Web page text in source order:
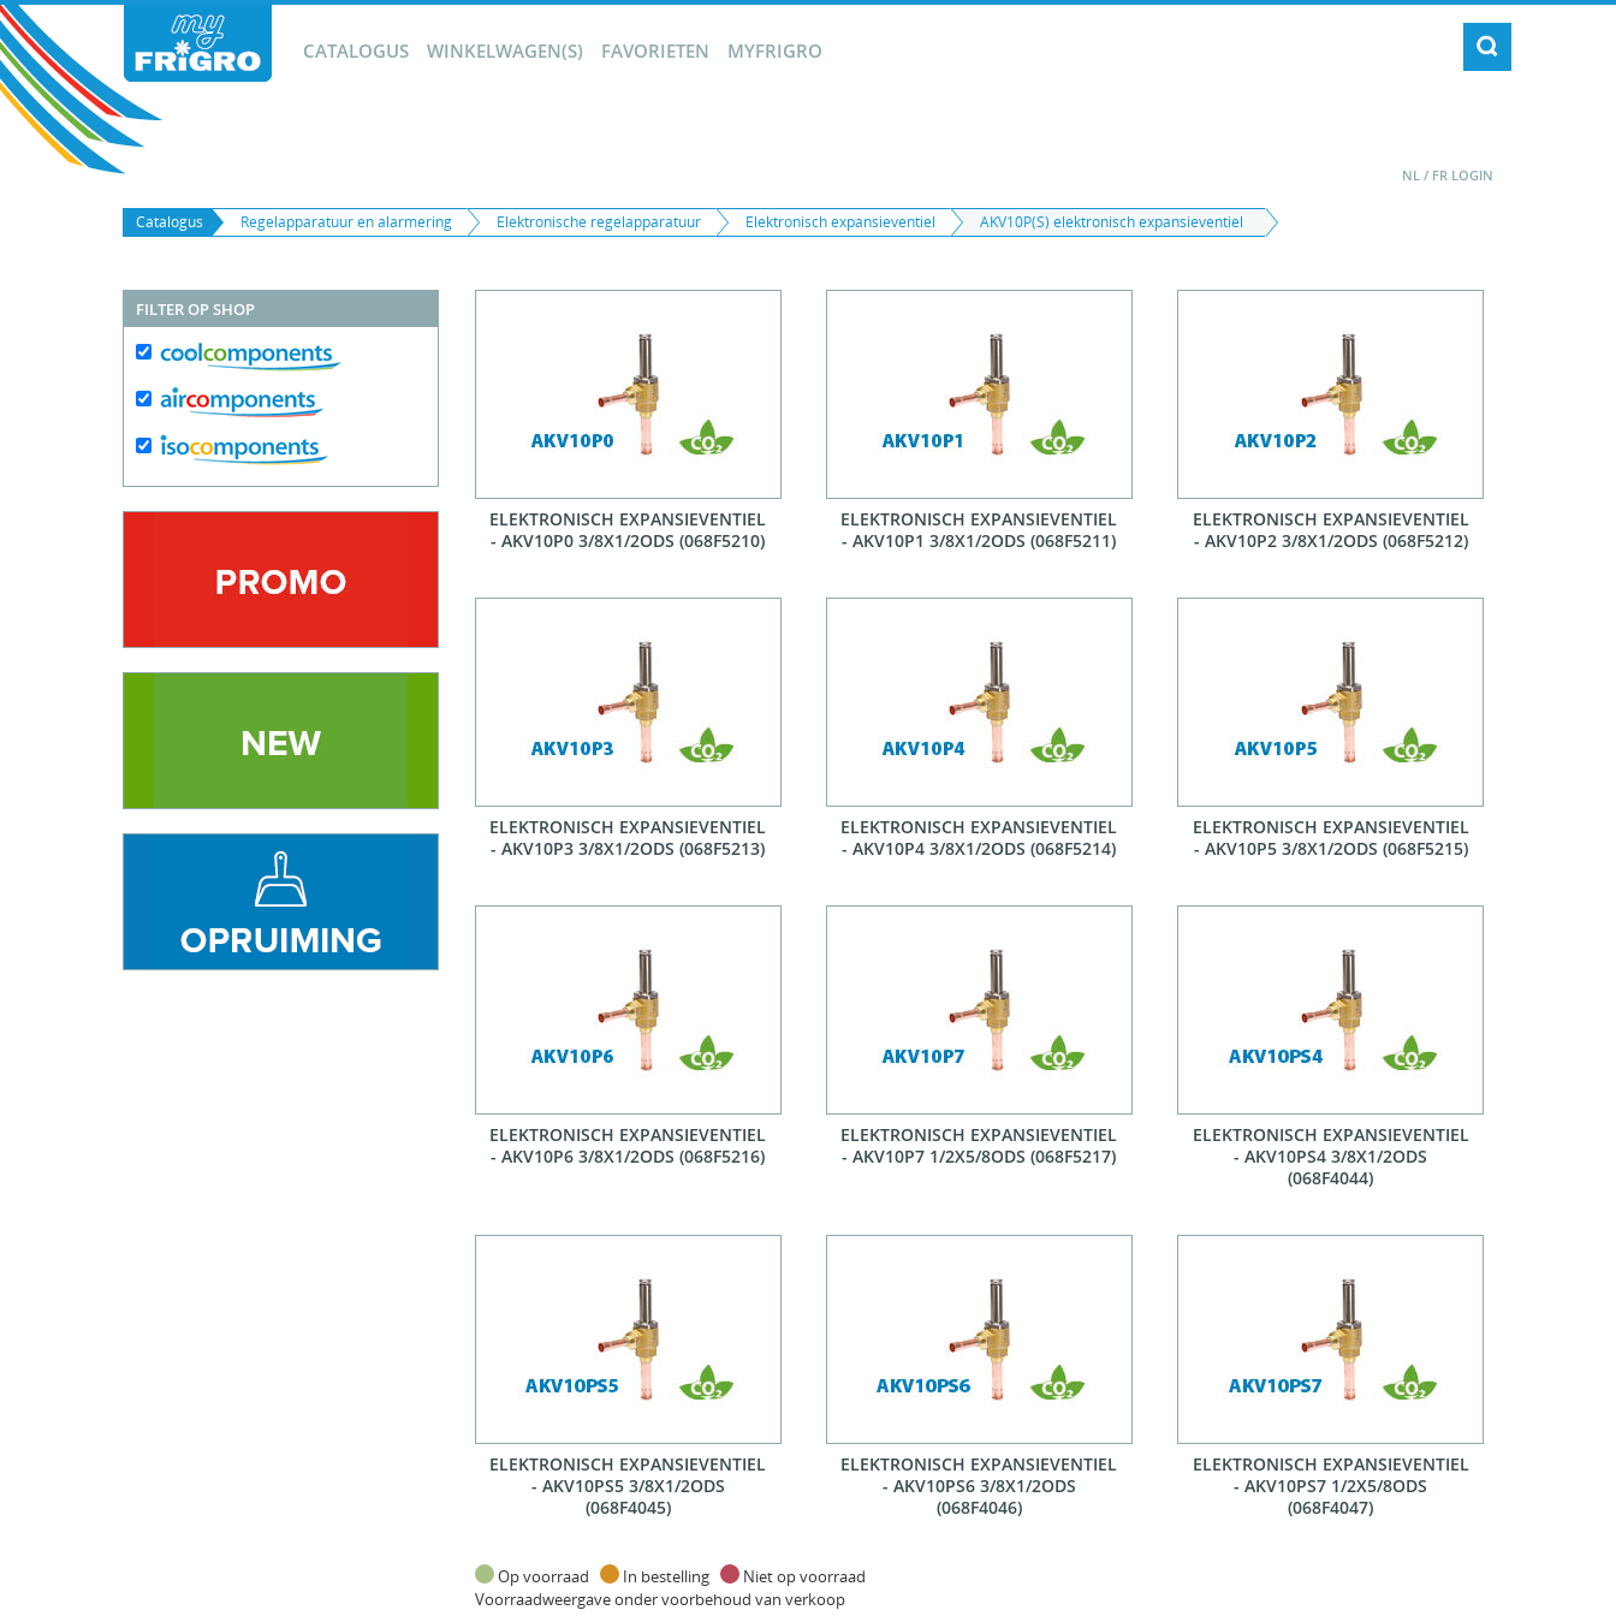
CATALOGUS WINKELWAGEN(S) FAVORIETEN MYFRIGRO
NL / FR LOGIN
Catalogus Regelapparatuur en alarmering Elektronische regelapparatuur Elektronisch expansieventiel AKV10P(S) elektronisch expansieventiel
FILTER OP SHOP
ELEKTRONISCH EXPANSIEVENTIEL
- AKV10P0 3/8X1/2ODS (068F5210)
ELEKTRONISCH EXPANSIEVENTIEL
- AKV10P1 3/8X1/2ODS (068F5211)
ELEKTRONISCH EXPANSIEVENTIEL
- AKV10P2 3/8X1/2ODS (068F5212)
ELEKTRONISCH EXPANSIEVENTIEL
- AKV10P3 3/8X1/2ODS (068F5213)
ELEKTRONISCH EXPANSIEVENTIEL
- AKV10P4 3/8X1/2ODS (068F5214)
ELEKTRONISCH EXPANSIEVENTIEL
- AKV10P5 3/8X1/2ODS (068F5215)
ELEKTRONISCH EXPANSIEVENTIEL
- AKV10P6 3/8X1/2ODS (068F5216)
ELEKTRONISCH EXPANSIEVENTIEL
- AKV10P7 1/2X5/8ODS (068F5217)
ELEKTRONISCH EXPANSIEVENTIEL
- AKV10PS4 3/8X1/2ODS
(068F4044)
ELEKTRONISCH EXPANSIEVENTIEL
- AKV10PS5 3/8X1/2ODS
(068F4045)
ELEKTRONISCH EXPANSIEVENTIEL
- AKV10PS6 3/8X1/2ODS
(068F4046)
ELEKTRONISCH EXPANSIEVENTIEL
- AKV10PS7 1/2X5/8ODS
(068F4047)
Op voorraad In bestelling
Niet op voorraad
Voorraadweergave onder voorbehoud van verkoop